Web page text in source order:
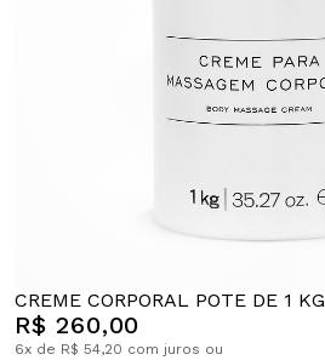
CREME CORPORAL POTE DE 1 KG
R$ 260,00
6x de R$ 54,20 com juros ou